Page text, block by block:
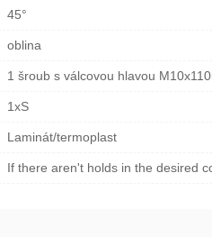
45°
oblina
1 šroub s válcovou hlavou
1xS
Laminát/termoplast
If there aren't holds in the desired